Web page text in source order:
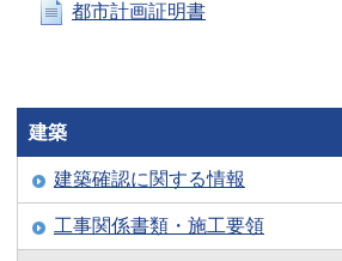
都市計画証明書
建築
建築確認に関する情報
工事関係書類・施工要領